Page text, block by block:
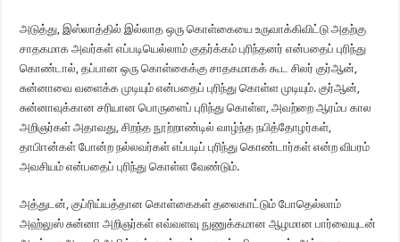
அடுத்து, இஸ்லாத்தில் இல்லாத ஒரு கொள்கையை உருவாக்கிவிட்டு அதற்கு
சாதகமாக அவர்கள் எப்படியெல்லாம் குதர்க்கம் புரிந்தனர் என்பதைப் புரிந்து
கொண்டால், தப்பான ஒரு கொள்கைக்கு சாதகமாகக் கூட சிலர் குர்ஆன்,
சுன்னாவை வளைக்க முடியும் என்பதைப் புரிந்து கொள்ள முடியும். குர்ஆன்,
சுன்னாவுக்கான சரியான பொருளைப் புரிந்து கொள்ள, அவற்றை ஆரம்ப கால
அறிஞர்கள் அதாவது, சிறந்த நூற்றாண்டில் வாழ்ந்த நபித்தோழர்கள்,
தாபிஈன்கள் போன்ற நல்லவர்கள் எப்படிப் புரிந்து கொண்டார்கள் என்ற விபரம்
அவசியம் என்பதைப் புரிந்து கொள்ள வேண்டும்.
அத்துடன், குப்ரிய்யத்தான கொள்கைகள் தலைகாட்டும் போதெல்லாம்
அஹ்லுஸ் சுன்னா அறிஞர்கள் எவ்வளவு நுணுக்கமான ஆழமான பார்வையுடன்